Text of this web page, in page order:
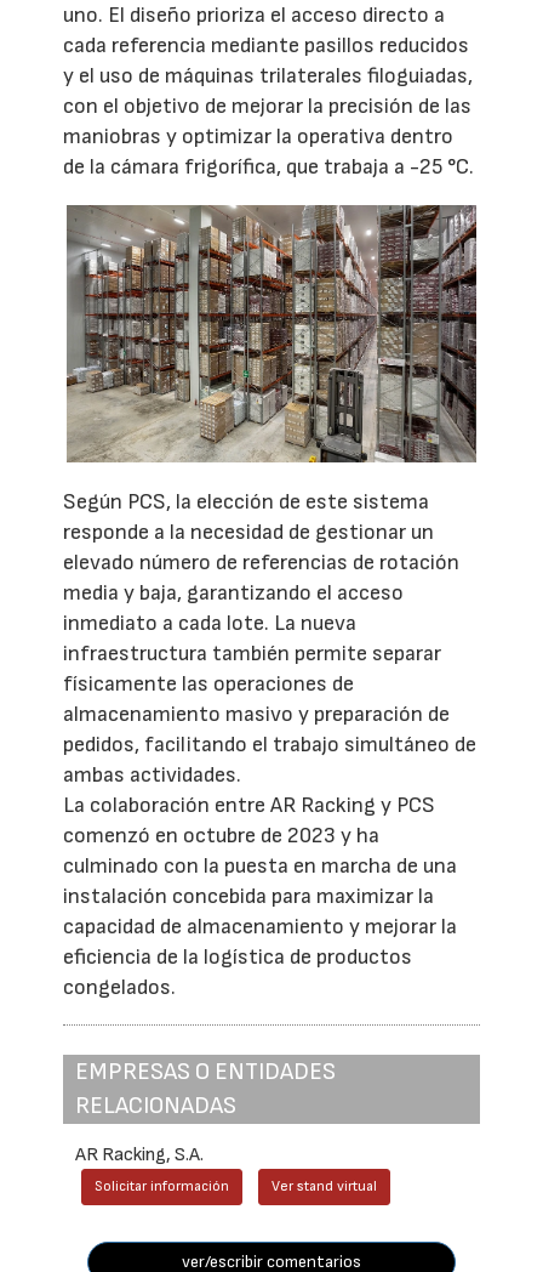
uno. El diseño prioriza el acceso directo a
cada referencia mediante pasillos reducidos
y el uso de máquinas trilaterales filoguiadas,
con el objetivo de mejorar la precisión de las
maniobras y optimizar la operativa dentro
de la cámara frigorífica, que trabaja a -25 °C.
Según PCS, la elección de este sistema
responde a la necesidad de gestionar un
elevado número de referencias de rotación
media y baja, garantizando el acceso
inmediato a cada lote. La nueva
infraestructura también permite separar
físicamente las operaciones de
almacenamiento masivo y preparación de
pedidos, facilitando el trabajo simultáneo de
ambas actividades.
La colaboración entre AR Racking y PCS
comenzó en octubre de 2023 y ha
culminado con la puesta en marcha de una
instalación concebida para maximizar la
capacidad de almacenamiento y mejorar la
eficiencia de la logística de productos
congelados.
EMPRESAS O ENTIDADES
RELACIONADAS
AR Racking, S.A.
Solicitar información Ver stand virtual
ver/escribir comentarios